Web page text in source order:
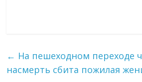
← На пешеходном переходе
насмерть сбита пожилая